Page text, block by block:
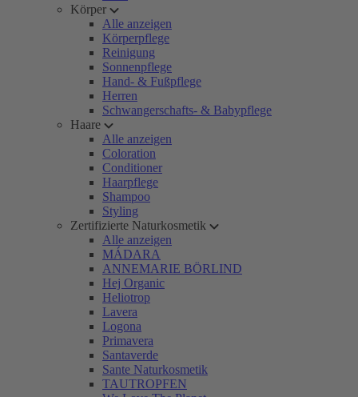
Körper
Alle anzeigen
Körperpflege
Reinigung
Sonnenpflege
Hand- & Fußpflege
Herren
Schwangerschafts- & Babypflege
Haare
Alle anzeigen
Coloration
Conditioner
Haarpflege
Shampoo
Styling
Zertifizierte Naturkosmetik
Alle anzeigen
MÁDARA
ANNEMARIE BÖRLIND
Hej Organic
Heliotrop
Lavera
Logona
Primavera
Santaverde
Sante Naturkosmetik
TAUTROPFEN